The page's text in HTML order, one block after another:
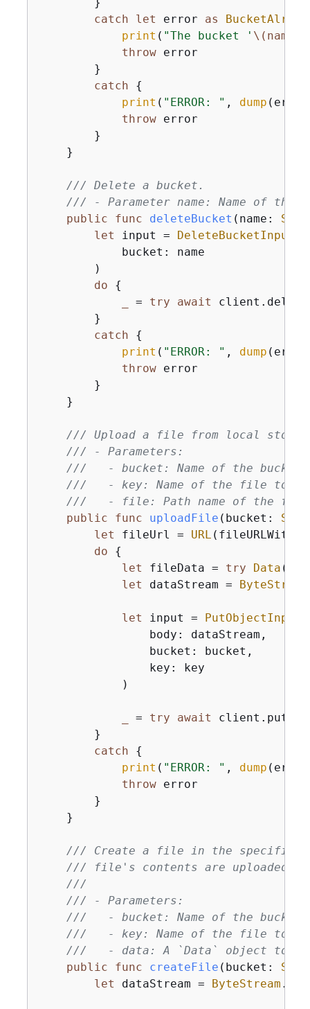
catch
let error as
print ( "The bucket ' \(name)
throw error
        }
catch
{
print ( "ERROR: " , dump
throw error
        }
    }
/// Delete a bucket.
/// - Parameter name: Name of the
public
func deleteBucket ( name :
let input = DeleteBucketInput
            bucket: name
        )
do
{
= try await
        }
catch
{
print ( "ERROR: " , dump
throw error
        }
    }
/// Upload a file from local
/// - Parameters:
///   - bucket: Name of the
///   - key: Name of the file to
///   - file: Path name of the file
public
func uploadFile ( bucket :
let fileUrl = URL
do
{
let fileData = try Data
let dataStream = ByteStream
let input = PutObjectInput
                body: dataStream,
                bucket: bucket,
                key: key
            )
= try await
        }
catch
{
print ( "ERROR: " , dump
throw error
        }
    }
/// Create a file in the specified
/// file's contents are uploaded
///
/// - Parameters:
///   - bucket: Name of the
///   - key: Name of the file to
///   - data: A `Data` object to
public
func createFile ( bucket :
let dataStream = ByteStream